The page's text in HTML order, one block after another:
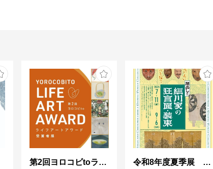
第2回ヨロコビtoライフアートアワード受賞者展 令和8年度夏季展 えいえいやっとな！蔵出し！細川家の狂言面・装束